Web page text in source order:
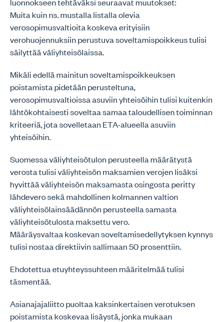
Muita kuin ns. mustalla listalla olevia
verosopimusvaltioita koskeva erityisiin
verohuojennuksiin perustuva soveltamispoikkeus tulisi
säilyttää väliyhteisölaissa.
Mikäli edellä mainitun soveltamispoikkeuksen
poistamista pidetään perusteltuna,
verosopimusvaltioissa asuviin yhteisöihin tulisi kuitenkin
lähtökohtaisesti soveltaa samaa taloudellisen toiminnan
kriteeriä, jota sovelletaan ETA-alueella asuviin
yhteisöihin.
Suomessa väliyhteisötulon perusteella määrätystä
verosta tulisi väliyhteisön maksamien verojen lisäksi
hyvittää väliyhteisön maksamasta osingosta peritty
lähdevero sekä mahdollinen kolmannen valtion
väliyhteisölainsäädännön perusteella samasta
väliyhteisötulosta maksettu vero.
Määräysvaltaa koskevan soveltamisedellytyksen kynnys
tulisi nostaa direktiivin sallimaan 50 prosenttiin.
Ehdotettua etuyhteyssuhteen määritelmää tulisi
täsmentää.
Asianajajaliitto puoltaa kaksinkertaisen verotuksen
poistamista koskevaa lisäystä, jonka mukaan